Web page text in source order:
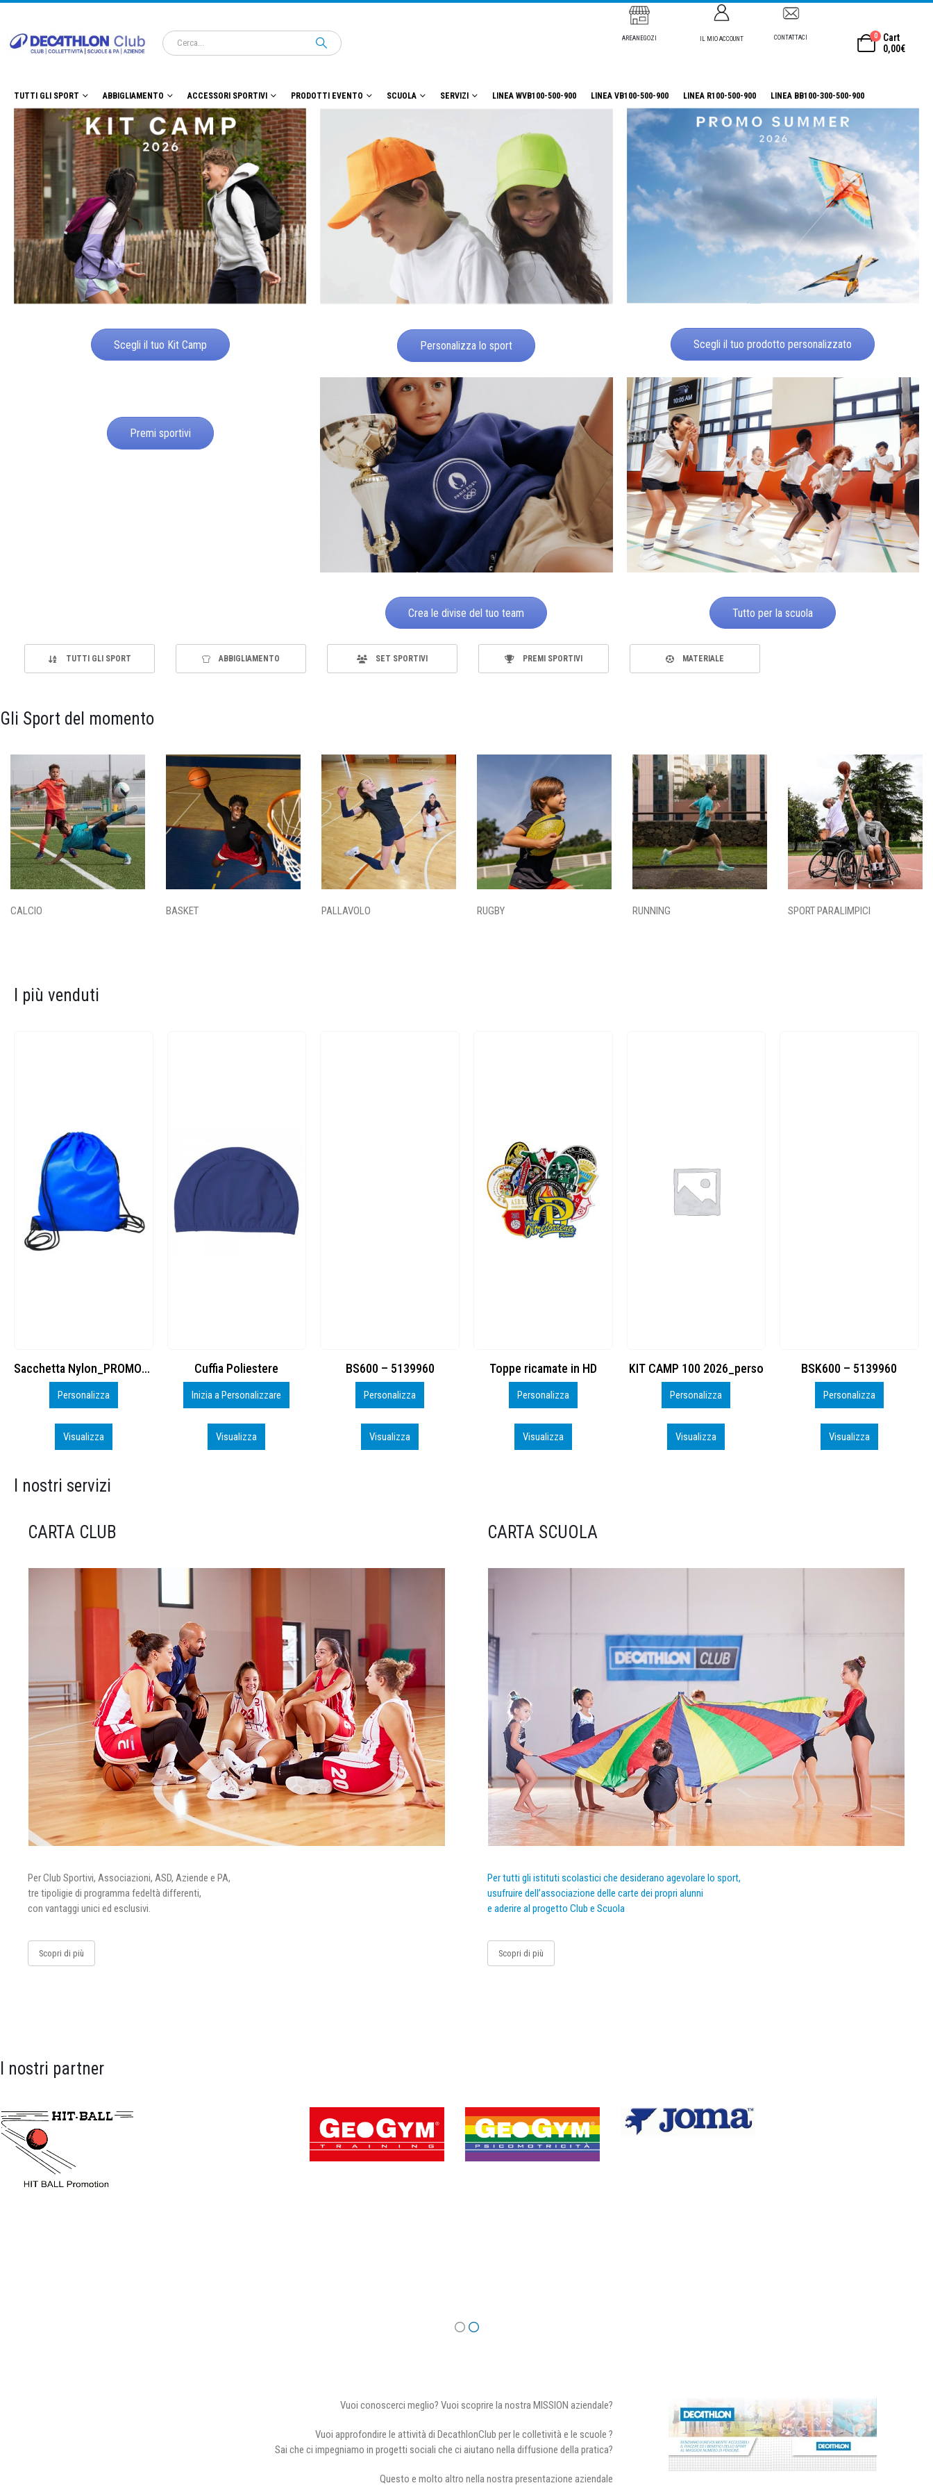
AREANEGOZI IL MIO ACCOUNT CONTATTACI 0
Cart
0,00€
TUTTI GLI SPORT ABBIGLIAMENTO ACCESSORI SPORTIVI PRODOTTI EVENTO SCUOLA SERVIZI LINEA WVB100-500-900 LINEA VB100-500-900 LINEA R100-500-900 LINEA BB100-300-500-900
Scegli il tuo Kit Camp Personalizza lo sport Scegli il tuo prodotto personalizzato
Premi sportivi
Crea le divise del tuo team Tutto per la scuola
TUTTI GLI SPORT ABBIGLIAMENTO SET SPORTIVI PREMI SPORTIVI MATERIALE
Gli Sport del momento
CALCIO BASKET PALLAVOLO RUGBY RUNNING SPORT PARALIMPICI
I più venduti
Cuffia Poliestere
Inizia a Personalizzare
Visualizza
BS600 – 5139960
Personalizza
Visualizza
Toppe ricamate in HD
Personalizza
Visualizza
KIT CAMP 100 2026_perso
Personalizza
Visualizza
BSK600 – 5139960
Personalizza
Visualizza
DTF
Personalizza
Visualizza
I nostri servizi
CARTA CLUB
Per Club Sportivi, Associazioni, ASD, Aziende e PA,
tre tipoligie di programma fedeltà differenti,
con vantaggi unici ed esclusivi.
Scopri di più
CARTA SCUOLA
Per tutti gli istituti scolastici che desiderano agevolare lo sport,
usufruire dell’associazione delle carte dei propri alunni
e aderire al progetto Club e Scuola
Scopri di più
I nostri partner
Vuoi conoscerci meglio? Vuoi scoprire la nostra MISSION aziendale?
Vuoi approfondire le attività di DecathlonClub per le colletività e le scuole ?
Sai che ci impegniamo in progetti sociali che ci aiutano nella diffusione della pratica?
Questo e molto altro nella nostra presentazione aziendale